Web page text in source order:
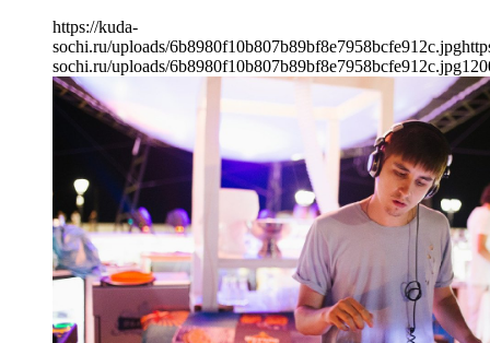
https://kuda-
sochi.ru/uploads/6b8980f10b807b89bf8e7958bcfe912c.jpg
sochi.ru/uploads/6b8980f10b807b89bf8e7958bcfe912c.jpg